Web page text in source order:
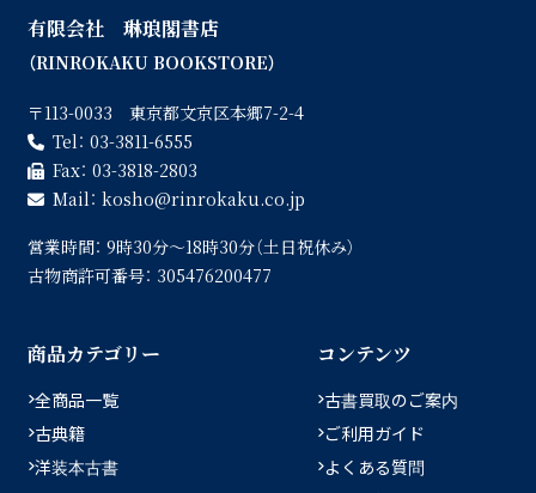
有限会社 琳琅閣書店
（RINROKAKU BOOKSTORE）
〒113-0033 東京都文京区本郷7-2-4
Tel： 03-3811-6555
Fax： 03-3818-2803
Mail： kosho
rinrokaku.co.jp
営業時間： 9時30分〜18時30分（土日祝休み）
古物商許可番号： 305476200477
商品カテゴリー
全商品一覧
古典籍
洋装本古書
コンテンツ
古書買取のご案内
ご利用ガイド
よくある質問